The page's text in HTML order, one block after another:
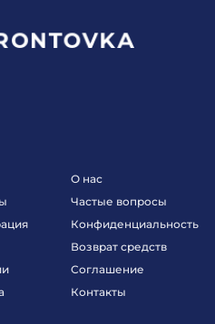
О нас
Частые вопросы
Конфиденциальность
Возврат средств
Соглашение
Контакты